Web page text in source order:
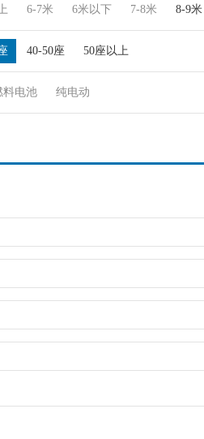
6-7米 6米以下 7-8米 8-9米
40-50座 50座以上
料电池 纯电动